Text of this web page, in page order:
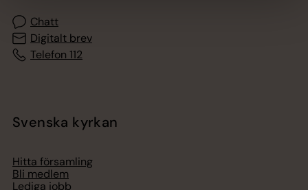
Chatt
Digitalt brev
Telefon 112
Svenska kyrkan
Hitta församling
Bli medlem
Lediga jobb